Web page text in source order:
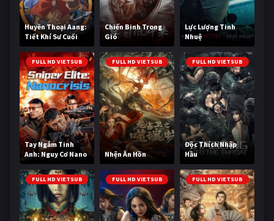
Huyền Thoại Aang:
Tiết Khí Sư Cuối
Cùng
Chiến Binh Trong
Gió
Lực Lượng Tinh
Nhuệ
FULL HD VIETSUB
Tay Ngắm Tinh
Anh: Nguy Cơ Nano
FULL HD VIETSUB
Nhện Ăn Hồn
FULL HD VIETSUB
Độc Thích Nhập
Hầu
FULL HD VIETSUB FULL HD VIETSUB FULL HD VIETSUB